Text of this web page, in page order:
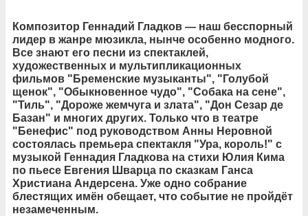
Композитор Геннадий Гладков — наш бесспорный
лидер в жанре мюзикла, нынче особенно модного.
Все знают его песни из спектаклей,
художественных и мультипликационных
фильмов "Бременские музыканты", "Голубой
щенок", "Обыкновенное чудо", "Собака на сене",
"Тиль", "Дороже жемчуга и злата", "Дон Сезар де
Базан" и многих других. Только что в театре
"Бенефис" под руководством Анны Неровной
состоялась премьера спектакля "Ура, король!" с
музыкой Геннадия Гладкова на стихи Юлия Кима
по пьесе Евгения Шварца по сказкам Ганса
Христиана Андерсена. Уже одно собрание
блестящих имён обещает, что событие не пройдёт
незамеченным.